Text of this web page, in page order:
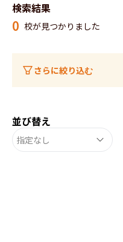
検索結果
0 校が見つかりました
さらに絞り込む
並び替え
指定なし